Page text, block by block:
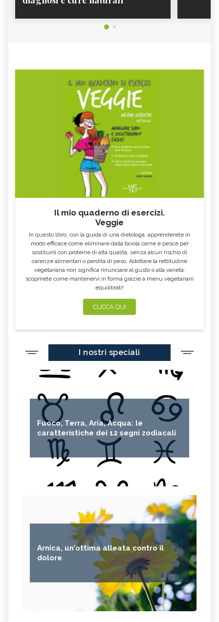
GATTO SORIANO,
Il mio quaderno di esercizi.
Veggie
In questo libro, con la guida di una dietologa, apprenderete in
modo efficace come eliminare dalla tavola carne e pesce per
sostituirli con proteine di alta qualità, senza alcun rischio di
carenze alimentari o perdita di peso. Adottare la rettitudine
vegetariana non significa rinunciare al gusto o alla varietà:
scoprirete come mantenervi in forma grazie a menu vegetariani
equilibrati!
CLICCA QUI
I nostri speciali
Fuoco, Terra, Aria, Acqua: le
caratteristiche dei 12 segni zodiacali
Arnica, un'ottima alleata contro il
dolore